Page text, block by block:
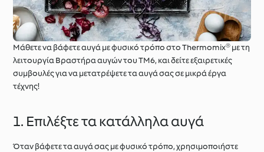
Μάθετε να βάφετε αυγά με φυσικό τρόπο στο Thermomix® με τη
λειτουργία Βραστήρα αυγών του TM6, και δείτε εξαιρετικές
συμβουλές για να μετατρέψετε τα αυγά σας σε μικρά έργα
τέχνης!
1. Επιλέξτε τα κατάλληλα αυγά
Όταν βάφετε τα αυγά σας με φυσικό τρόπο, χρησιμοποιήστε